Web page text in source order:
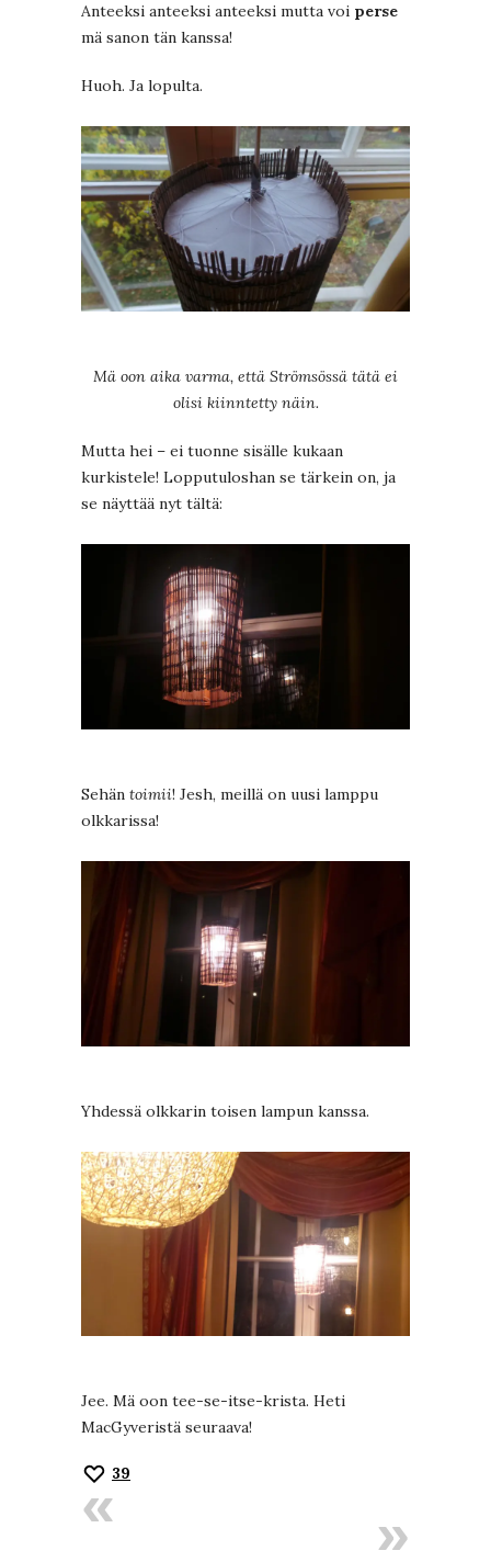
Anteeksi anteeksi anteeksi mutta voi perse
mä sanon tän kanssa!
Huoh. Ja lopulta.
Mä oon aika varma, että Strömsössä tätä ei
olisi kiinntetty näin.
Mutta hei – ei tuonne sisälle kukaan
kurkistele! Lopputuloshan se tärkein on, ja
se näyttää nyt tältä:
Sehän toimii! Jesh, meillä on uusi lamppu
olkkarissa!
Yhdessä olkkarin toisen lampun kanssa.
Jee. Mä oon tee-se-itse-krista. Heti
MacGyveristä seuraava!
39